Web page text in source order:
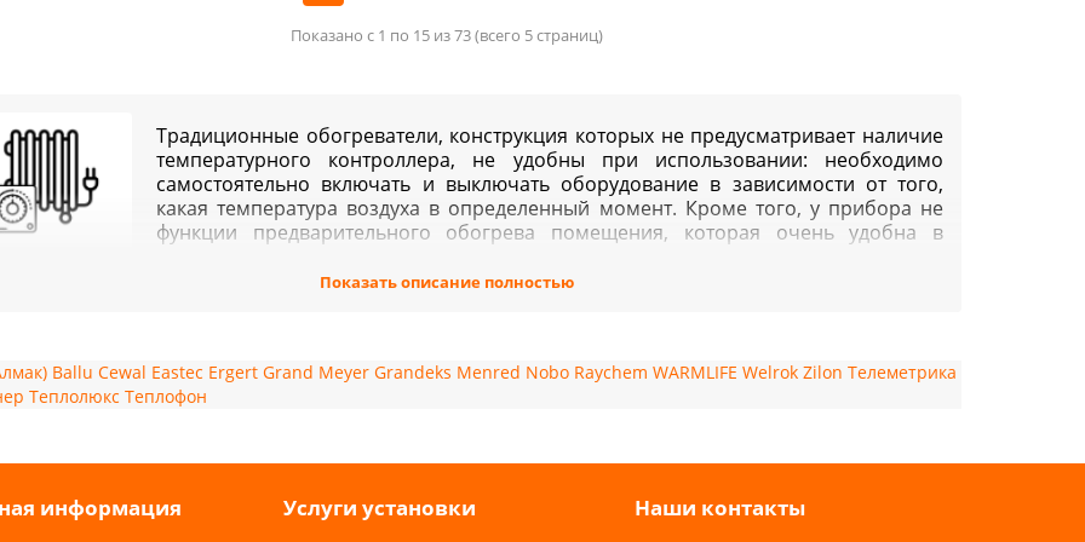
Показано с 1 по 15 из 73 (всего 5 страниц)
Традиционные обогреватели, конструкция которых не предусматривает наличие
температурного контроллера, не удобны при использовании: необходимо
самостоятельно включать и выключать оборудование в зависимости от того,
какая температура воздуха в определенный момент. Кроме того, у прибора не
функции предварительного обогрева помещения, которая очень удобна в
без системы регулятора температуры высокий расход электроэнергии, а также
прибора в помещении будет сухой воздух, который негативно влияет на состояние
человека.
температуры – это устройство, посредством которого пользователь может самостоятельно
цикл включения/выключения обогревателя, режим работы и уровень мощности.
Показать описание полностью
Ballu Cewal Eastec Ergert Grand Meyer Grandeks Menred Nobo Raychem WARMLIFE Welrok Zilon Телеметрика
Теплолюкс Теплофон
информация Услуги установки Наши контакты